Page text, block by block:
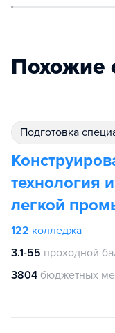
Похожие
подготовка
технология
легкой
122 колледжа
3.1-55 проходной
3804 бюджетных